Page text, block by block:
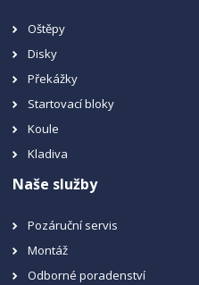
Oštěpy
Disky
Překážky
Startovací bloky
Koule
Kladiva
Naše služby
Pozáruční servis
Montáž
Odborné poradenství